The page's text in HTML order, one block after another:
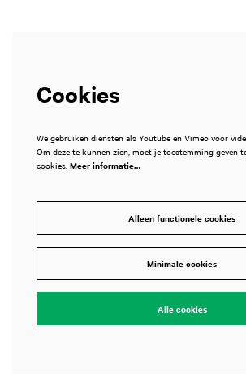
Cookies
We gebruiken diensten als Youtube en Vimeo voor
Om deze te kunnen zien, moet je toestemming geven
cookies. Meer informatie…
Alleen functionele cookies
Minimale cookies
Alle cookies